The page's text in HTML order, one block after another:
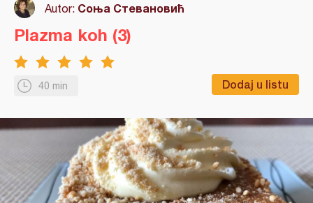
Autor: Соња Стевановић
40 min Dodaj u listu
Plazma koh (3)